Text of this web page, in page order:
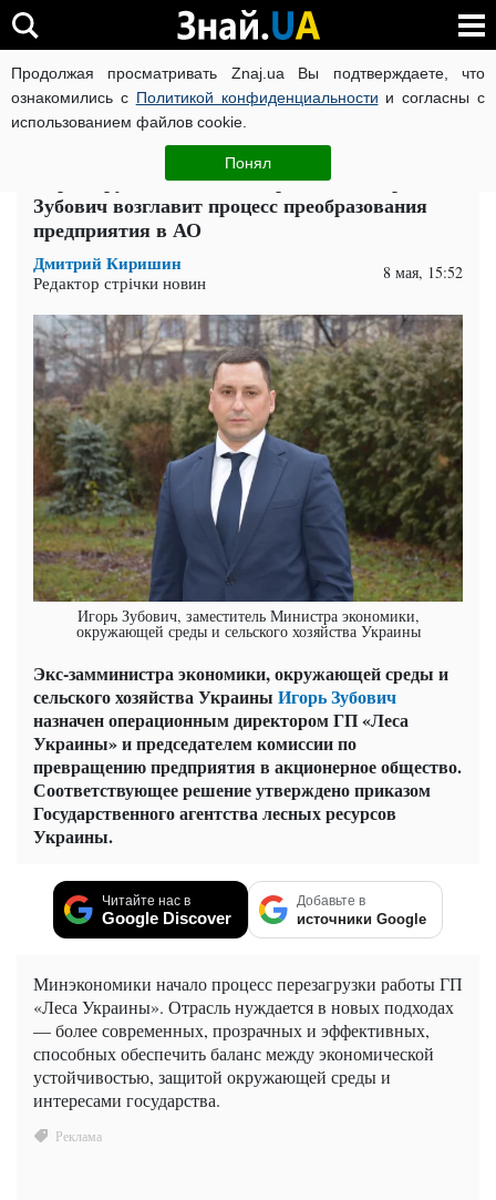
Продолжая просматривать Znaj.ua Вы подтверждаете, что
ознакомились с Политикой конфиденциальности и согласны с
использованием файлов cookie.
Понял
ВОЙНА РОССИИ ПРОТИВ УКРАИНЫ КОРОНАВИРУС В
Политика ЧИТАТИ УКРАЇНСЬКОЮ
Перезагрузка ГП "Леса Украины": Игорь
Зубович возглавит процесс преобразования
предприятия в АО
Дмитрий Киришин
Редактор стрічки новин 8 мая, 15:52
Игорь Зубович, заместитель Министра экономики,
окружающей среды и сельского хозяйства Украины
Экс-замминистра экономики, окружающей среды и
сельского хозяйства Украины Игорь Зубович
назначен операционным директором ГП «Леса
Украины» и председателем комиссии по
превращению предприятия в акционерное общество.
Соответствующее решение утверждено приказом
Государственного агентства лесных ресурсов
Украины.
Читайте нас в
Google Discover
Добавьте в
источники Google
Минэкономики начало процесс перезагрузки работы ГП
«Леса Украины». Отрасль нуждается в новых подходах
— более современных, прозрачных и эффективных,
способных обеспечить баланс между экономической
устойчивостью, защитой окружающей среды и
интересами государства.